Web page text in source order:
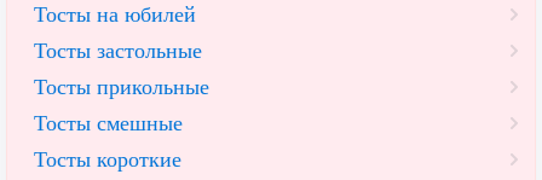
Тосты на юбилей
Тосты застольные
Тосты прикольные
Тосты смешные
Тосты короткие